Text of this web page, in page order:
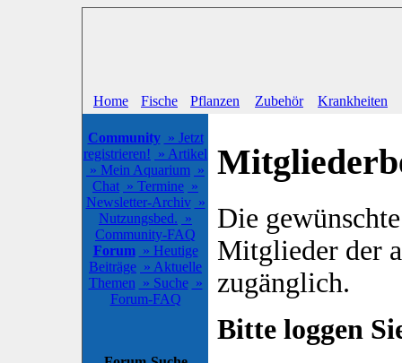
Home Fische Pflanzen Zubehör Krankheiten
Community » Jetzt
registrieren! » Artikel
» Mein Aquarium »
Chat » Termine »
Newsletter-Archiv »
Nutzungsbed. »
Community-FAQ
Forum » Heutige
Beiträge » Aktuelle
Themen » Suche »
Forum-FAQ
Die
Mitglieder der
zugänglich.
Bitte loggen